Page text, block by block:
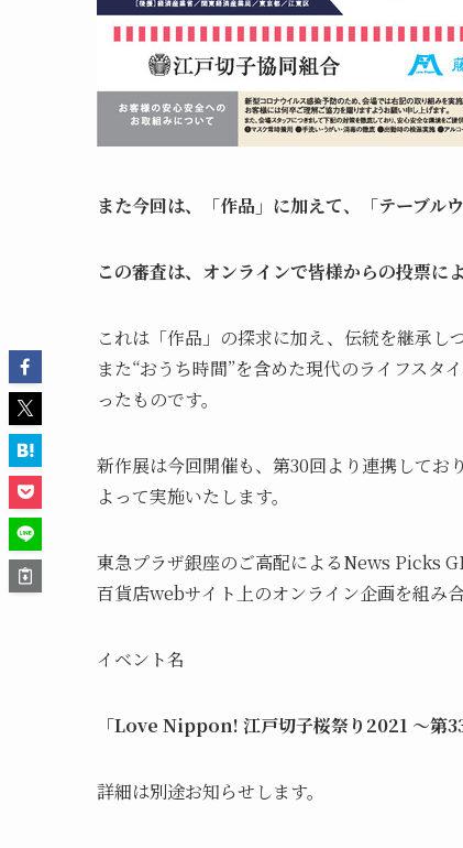
また今回は、「作品」に加えて、「テーブル
この審査は、オンラインで皆様からの投票に
これは「作品」の探求に加え、伝統を継承し
また“おうち時間”を含めた現代のライフスタ
ったものです。
新作展は今回開催も、第30回より連携して
よって実施いたします。
東急プラザ銀座のご高配によるNews Picks
百貨店webサイト上のオンライン企画を組み合
イベント名
「Love Nippon! 江戸切子桜祭り2021 ～
詳細は別途お知らせします。